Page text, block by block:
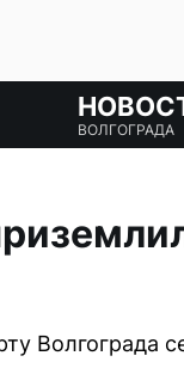
ВОЛГОГРАДА
Волгограда